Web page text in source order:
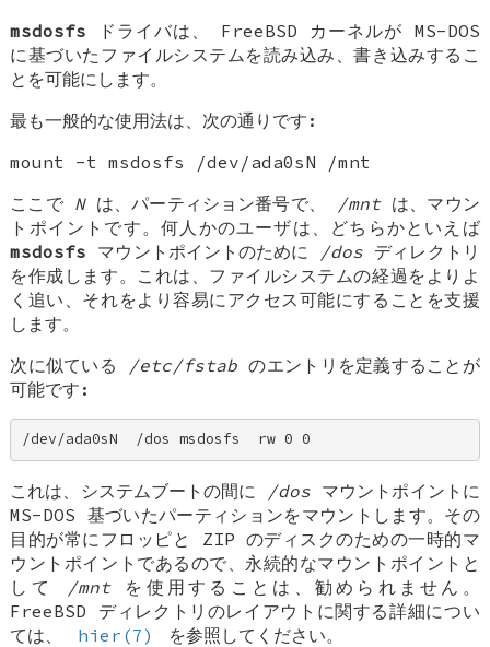
msdosfs ドライバは、 FreeBSD カーネルが MS-DOS
に基づいたファイルシステムを読み込み、書き込みするこ
とを可能にします。
最も一般的な使用法は、次の通りです:
mount -t msdosfs /dev/ada0sN /mnt
ここで Nは、パーティション番号で、 /mntは、マウン
トポイントです。何人かのユーザは、どちらかといえば
msdosfs マウントポイントのために /dos ディレクトリ
を作成します。これは、ファイルシステムの経過をよりよ
く追い、それをより容易にアクセス可能にすることを支援
します。
次に似ている
/etc/fstab のエントリを定義することが
可能です:
/dev/ada0sN  /dos msdosfs  rw 0 0
これは、システムブートの間に /dos マウントポイントに
MS-DOS 基づいたパーティションをマウントします。その
目的が常にフロッピと ZIP のディスクのための一時的マ
ウントポイントであるので、永続的なマウントポイントと
して
/mntを使用することは、勧められません。
FreeBSD ディレクトリのレイアウトに関する詳細につい
ては、
hier(7) を参照してください。